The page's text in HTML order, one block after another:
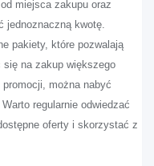
miejsca zakupu oraz
jednoznaczną kwotę.
pakiety, które pozwalają
na zakup większego
można nabyć
regularnie odwiedzać
oferty i skorzystać z